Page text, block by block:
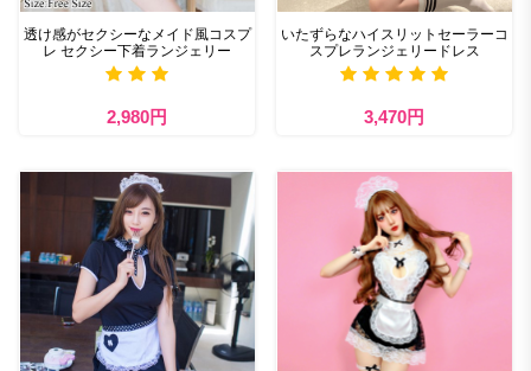
透け感がセクシーなメイド風コスプ
レ セクシー下着ランジェリー
2,980円
いたずらなハイスリットセーラーコ
スプレランジェリードレス
3,470円